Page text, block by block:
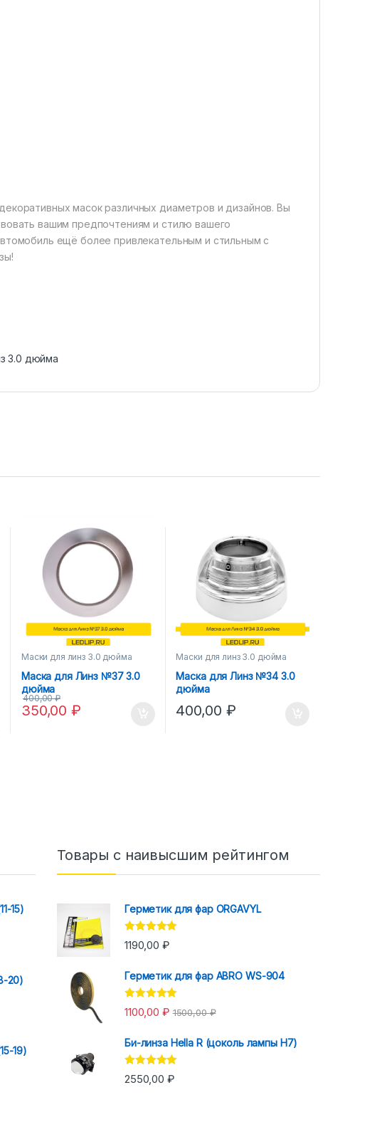
масок различных диаметров и дизайнов. Вы
вашим предпочтениям и стилю вашего
ещё более привлекательным и стильным с
3.0 дюйма
Маски для линз 3.0 дюйма
Маска для Линз №37 3.0
дюйма
350,00₽
400,00₽
Маски для линз 3.0 дюйма
Маска для Линз №34 3.0
дюйма
400,00 ₽
15)
20)
19)
Товары с наивысшим рейтингом
Герметик для фар ORGAVYL
Оценка 5.00
из 5
1190,00 ₽
Герметик для фар ABRO WS-904
Оценка 5.00
из 5
1100,00 ₽ 1500,00₽
Би-линза Hella R (цоколь лампы H7)
Оценка5.00
из 5
2550,00 ₽